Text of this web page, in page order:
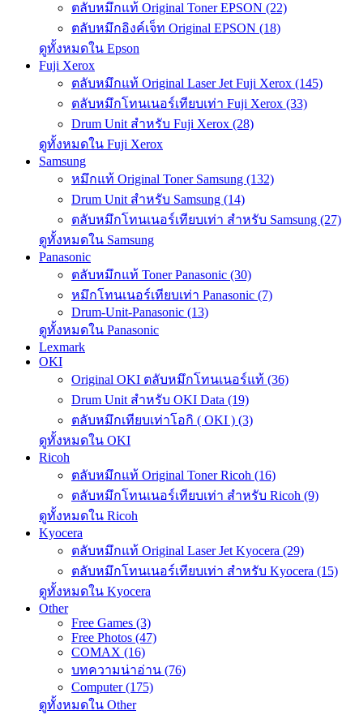
ตลับหมึกแท้ Original Toner EPSON (22)
ตลับหมึกอิงค์เจ็ท Original EPSON (18)
ดูทั้งหมดใน Epson
Fuji Xerox
ตลับหมึกแท้ Original Laser Jet Fuji Xerox (145)
ตลับหมึกโทนเนอร์เทียบเท่า Fuji Xerox (33)
Drum Unit สำหรับ Fuji Xerox (28)
ดูทั้งหมดใน Fuji Xerox
Samsung
หมึกแท้ Original Toner Samsung (132)
Drum Unit สำหรับ Samsung (14)
ตลับหมึกโทนเนอร์เทียบเท่า สำหรับ Samsung (27)
ดูทั้งหมดใน Samsung
Panasonic
ตลับหมึกแท้ Toner Panasonic (30)
หมึกโทนเนอร์เทียบเท่า Panasonic (7)
Drum-Unit-Panasonic (13)
ดูทั้งหมดใน Panasonic
Lexmark
OKI
Original OKI ตลับหมึกโทนเนอร์แท้ (36)
Drum Unit สำหรับ OKI Data (19)
ตลับหมึกเทียบเท่าโอกิ ( OKI ) (3)
ดูทั้งหมดใน OKI
Ricoh
ตลับหมึกแท้ Original Toner Ricoh (16)
ตลับหมึกโทนเนอร์เทียบเท่า สำหรับ Ricoh (9)
ดูทั้งหมดใน Ricoh
Kyocera
ตลับหมึกแท้ Original Laser Jet Kyocera (29)
ตลับหมึกโทนเนอร์เทียบเท่า สำหรับ Kyocera (15)
ดูทั้งหมดใน Kyocera
Other
Free Games (3)
Free Photos (47)
COMAX (16)
บทความน่าอ่าน (76)
Computer (175)
ดูทั้งหมดใน Other